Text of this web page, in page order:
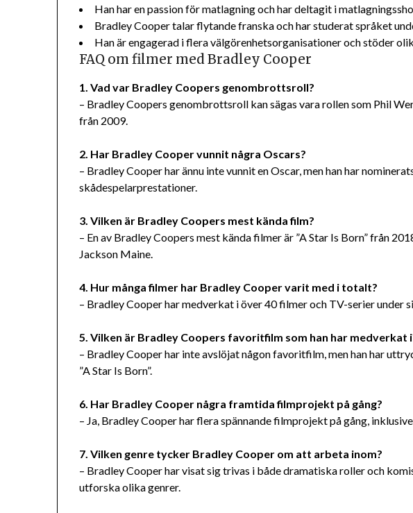
Han har en passion för matlagning och har deltagit i
Bradley Cooper talar flytande franska och har studerat språket
Han är engagerad i flera välgörenhetsorganisationer och stöder
FAQ om filmer med Bradley Cooper
1. Vad var Bradley Coopers genombrottsroll?
– Bradley Coopers genombrottsroll kan sägas vara rollen som Phil
från 2009.
2. Har Bradley Cooper vunnit några Oscars?
– Bradley Cooper har ännu inte vunnit en Oscar, men han har
skådespelarprestationer.
3. Vilken är Bradley Coopers mest kända film?
– En av Bradley Coopers mest kända filmer är ”A Star Is Born” från
Jackson Maine.
4. Hur många filmer har Bradley Cooper varit med i totalt?
– Bradley Cooper har medverkat i över 40 filmer och TV-serier under
5. Vilken är Bradley Coopers favoritfilm som han har medverkat
– Bradley Cooper har inte avslöjat någon favoritfilm, men han har
”A Star Is Born”.
6. Har Bradley Cooper några framtida filmprojekt på gång?
– Ja, Bradley Cooper har flera spännande filmprojekt på gång,
7. Vilken genre tycker Bradley Cooper om att arbeta inom?
– Bradley Cooper har visat sig trivas i både dramatiska roller och
utforska olika genrer.